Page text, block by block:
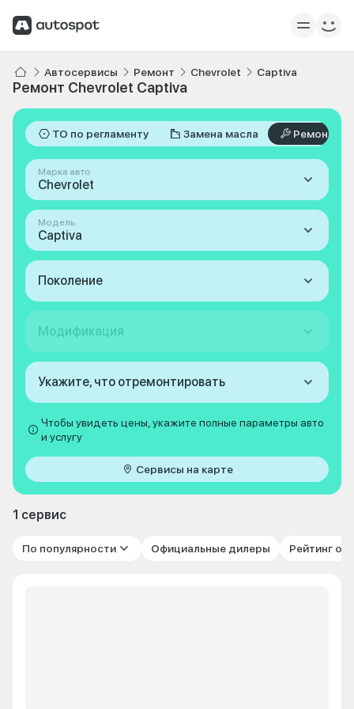
Автосервисы Ремонт Chevrolet Captiva
Ремонт Chevrolet Captiva
ТО по регламенту Замена масла Ремонт
Марка авто
Chevrolet
Модель
Captiva
Поколение
Модификация
Укажите, что отремонтировать
Чтобы увидеть цены, укажите полные параметры авто
и услугу
Сервисы на карте
1 сервис
По популярности Официальные дилеры Рейтинг